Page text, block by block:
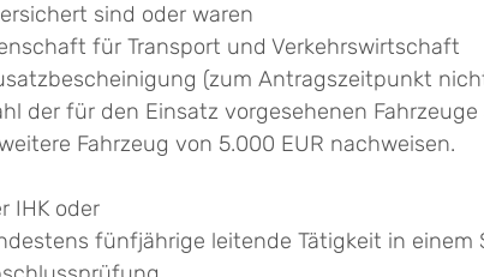
sind oder waren
für Transport und Verkehrswirtschaft
(zum Antragszeitpunkt
der für den Einsatz vorgesehenen
Fahrzeug von 5.000 EUR nachweisen.
IHK oder
fünfjährige leitende Tätigkeit in